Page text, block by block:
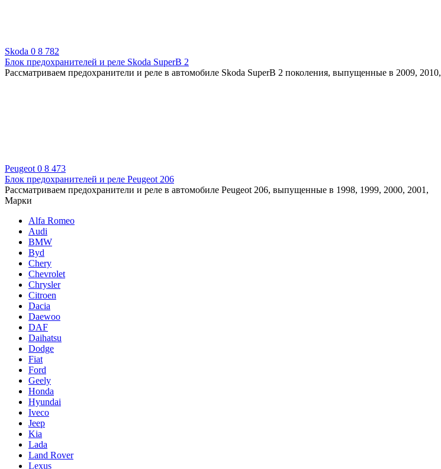
Skoda 0 8 782
Блок предохранителей и реле Skoda SuperB 2
Рассматриваем предохранители и реле в автомобиле Skoda SuperB 2 поколения, выпущенные в 2009, 2010,
Peugeot 0 8 473
Блок предохранителей и реле Peugeot 206
Рассматриваем предохранители и реле в автомобиле Peugeot 206, выпущенные в 1998, 1999, 2000, 2001,
Марки
Alfa Romeo
Audi
BMW
Byd
Chery
Chevrolet
Chrysler
Citroen
Dacia
Daewoo
DAF
Daihatsu
Dodge
Fiat
Ford
Geely
Honda
Hyundai
Iveco
Jeep
Kia
Lada
Land Rover
Lexus